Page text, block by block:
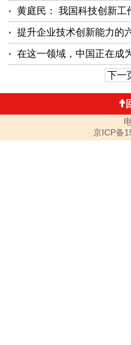
黄庭民：​ 我国科技创新工
提升企业技术创新能力的
在这一领域，中国正在成
下一
京ICP备